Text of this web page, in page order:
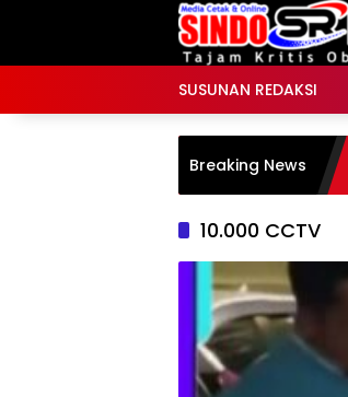
SUSUNAN REDAKSI
Breaking News
10.000 CCTV